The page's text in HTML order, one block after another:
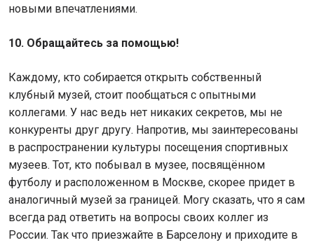
новыми впечатлениями.
10. Обращайтесь за помощью!
Каждому, кто собирается открыть собственный
клубный музей, стоит пообщаться с опытными
коллегами. У нас ведь нет никаких секретов, мы не
конкуренты друг другу. Напротив, мы заинтересованы
в распространении культуры посещения спортивных
музеев. Тот, кто побывал в музее, посвящённом
футболу и расположенном в Москве, скорее придет в
аналогичный музей за границей. Могу сказать, что я сам
всегда рад ответить на вопросы своих коллег из
России. Так что приезжайте в Барселону и приходите в